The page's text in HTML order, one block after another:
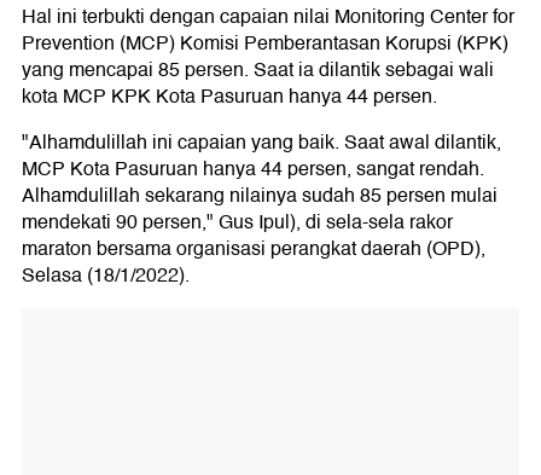
Hal ini terbukti dengan capaian nilai Monitoring Center for
Prevention (MCP) Komisi Pemberantasan Korupsi (KPK)
yang mencapai 85 persen. Saat ia dilantik sebagai wali
kota MCP KPK Kota Pasuruan hanya 44 persen.
"Alhamdulillah ini capaian yang baik. Saat awal dilantik,
MCP Kota Pasuruan hanya 44 persen, sangat rendah.
Alhamdulillah sekarang nilainya sudah 85 persen mulai
mendekati 90 persen," Gus Ipul), di sela-sela rakor
maraton bersama organisasi perangkat daerah (OPD),
Selasa (18/1/2022).